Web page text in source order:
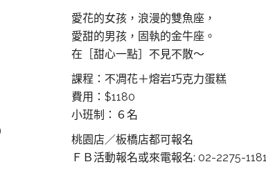
愛花的女孩，浪漫的雙魚座，
愛甜的男孩，固執的金牛座。
在［甜心一點］不見不散～
課程：不凋花＋熔岩巧克力蛋糕
費用：$1180
小班制：６名
桃園店／板橋店都可報名
ＦＢ活動報名或來電報名: 02-2275-1181